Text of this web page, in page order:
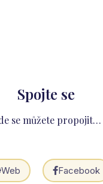
Spojte se
se můžete propojit…
Web Facebook